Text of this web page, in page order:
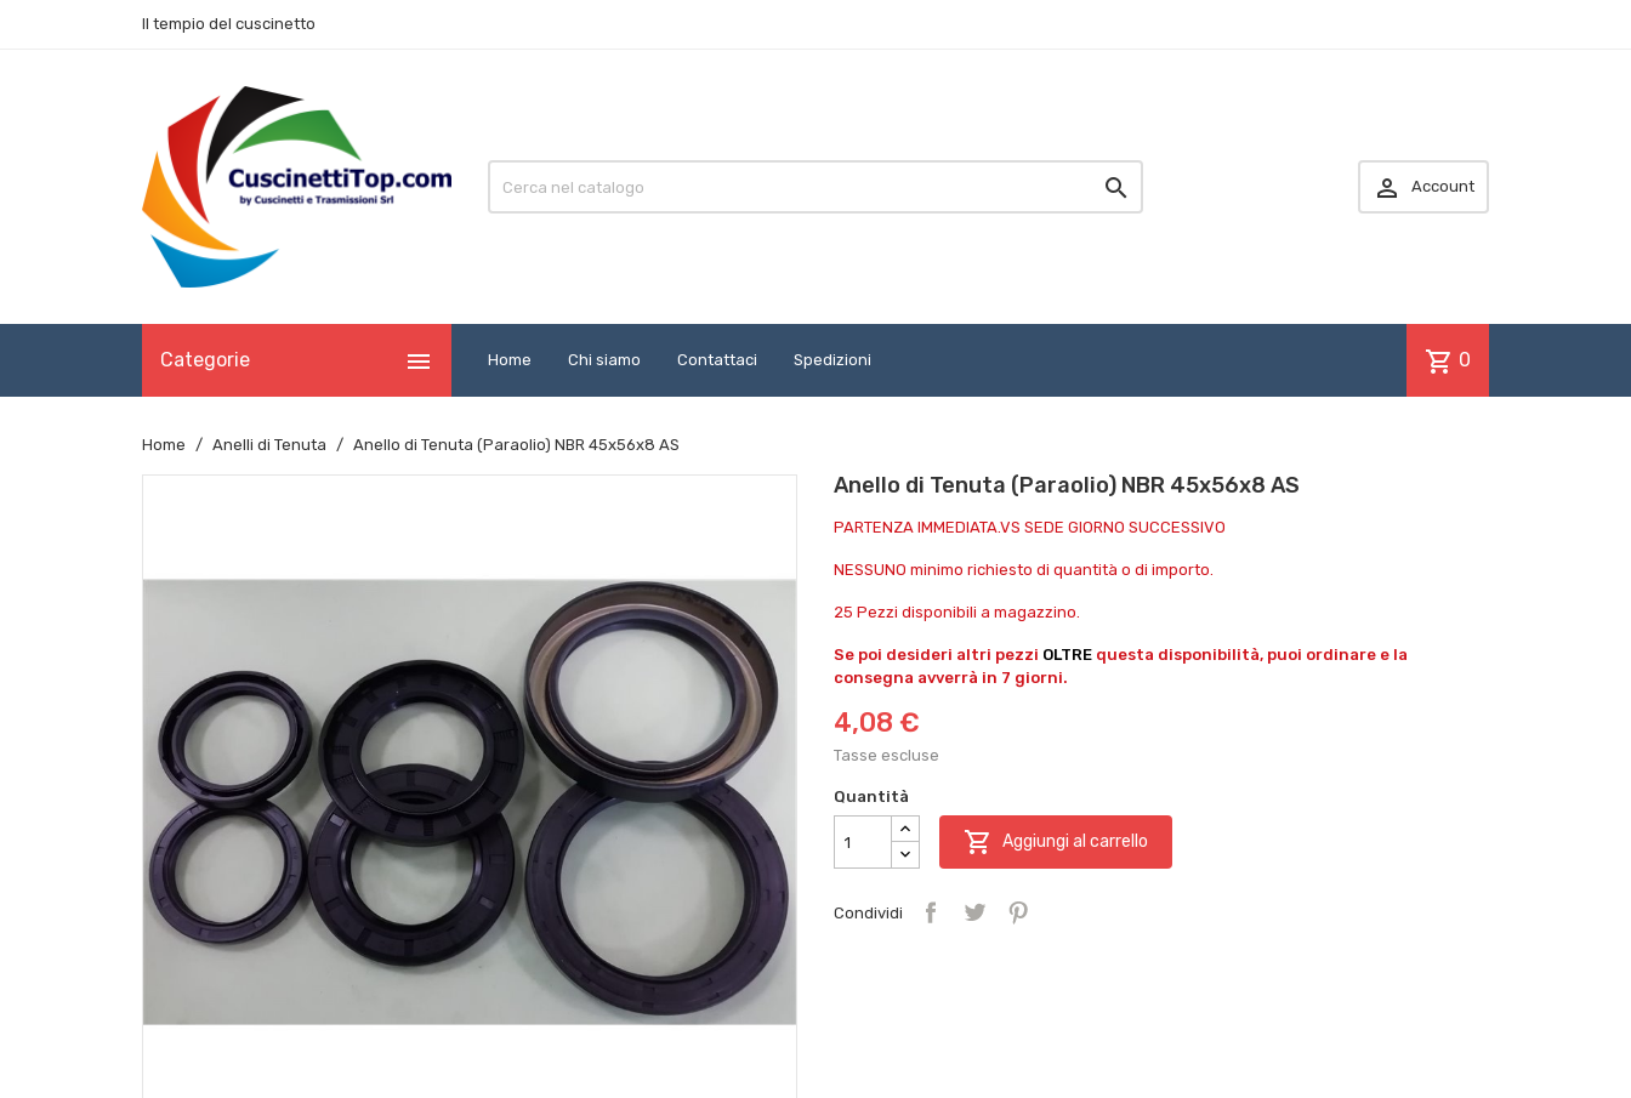
Il tempio del cuscinetto
  Account
Categorie  Home Chi siamo Contattaci Spedizioni shopping_cart 0
Home Anelli di Tenuta Anello di Tenuta (Paraolio) NBR 45x56x8 AS
Anello di Tenuta (Paraolio) NBR 45x56x8 AS
PARTENZA IMMEDIATA.VS SEDE GIORNO SUCCESSIVO
NESSUNO minimo richiesto di quantità o di importo.
25 Pezzi disponibili a magazzino.
Se poi desideri altri pezzi OLTRE questa disponibilità, puoi ordinare e la
consegna avverrà in 7 giorni.
4,08 €
Tasse escluse
Quantità
 Aggiungi al carrello
Condividi